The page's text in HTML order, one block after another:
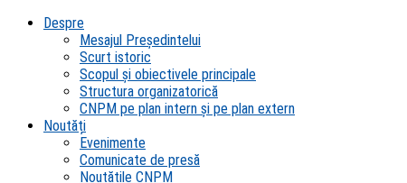
Despre
Mesajul Președintelui
Scurt istoric
Scopul şi obiectivele principale
Structura organizatorică
CNPM pe plan intern şi pe plan extern
Noutăți
Evenimente
Comunicate de presă
Noutățile CNPM